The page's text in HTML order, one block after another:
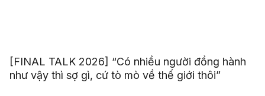
[FINAL TALK 2026] “Có nhiều người đồng hành
như vậy thì sợ gì, cứ tò mò về thế giới thôi”